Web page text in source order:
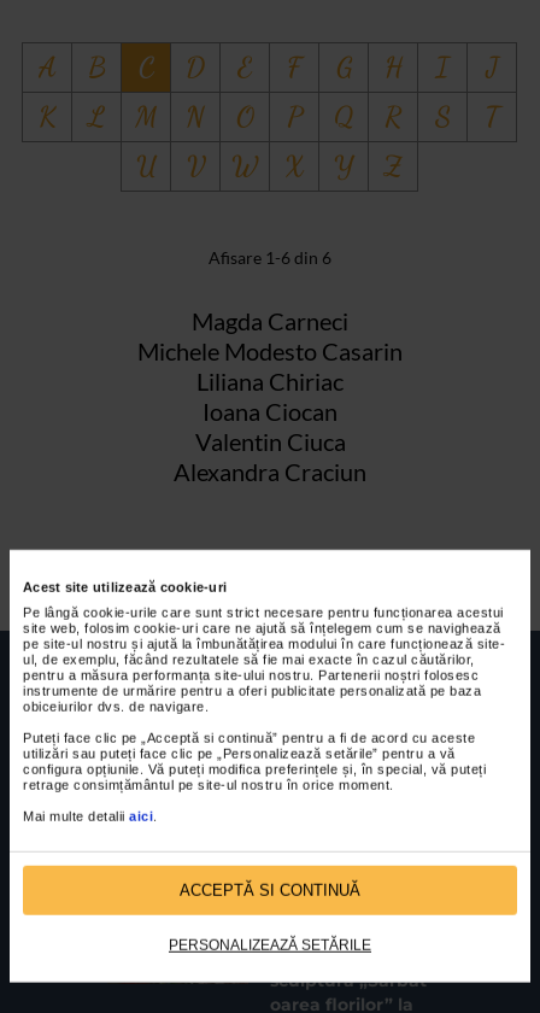
Acest site utilizează cookie-uri
Pe lângă cookie-urile care sunt strict necesare pentru funcționarea acestui
site web, folosim cookie-uri care ne ajută să înțelegem cum se navighează
pe site-ul nostru și ajută la îmbunătățirea modului în care funcționează site-
ul, de exemplu, făcând rezultatele să fie mai exacte în cazul căutărilor,
pentru a măsura performanța site-ului nostru. Partenerii noștri folosesc
instrumente de urmărire pentru a oferi publicitate personalizată pe baza
obiceiurilor dvs. de navigare.
Puteți face clic pe „Acceptă si continuă” pentru a fi de acord cu aceste
utilizări sau puteți face clic pe „Personalizează setările” pentru a vă
configura opțiunile. Vă puteți modifica preferințele și, în special, vă puteți
retrage consimțământul pe site-ul nostru în orice moment.
Mai multe detalii aici
ACCEPTĂ SI CONTINUĂ
PERSONALIZEAZĂ SETĂRILE
A B C D E F G H I
J
K
L M N O P Q R S
T
U
V W X Y Z
Afisare 1-6 din 6
Magda Carneci
Michele Modesto Casarin
Liliana Chiriac
Ioana Ciocan
Valentin Ciuca
Alexandra Craciun
FUNDATIA FILDAS ARTNr inreg registrul special: 4 PJ/ 29.01.2013
Cod fiscal: 9164384Sediu social: Str. Delfinului, Nr. 6, parter Bl. 42,
Sc. 4, Ap. 197, Sector 2
CELE MAI VIZUALIZATE
Expoziția de
pictură și
sculptură „Sărbăt
oarea florilor” la